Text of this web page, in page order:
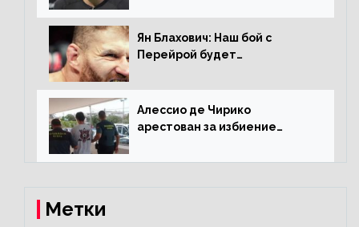
Ян Блахович: Наш бой с
Перейрой будет
Алессио де Чирико
арестован за избиение
Метки